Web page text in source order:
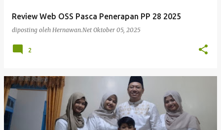
Review Web OSS Pasca Penerapan PP 28 2025
diposting oleh Hernawan.Net Oktober 05, 2025
2